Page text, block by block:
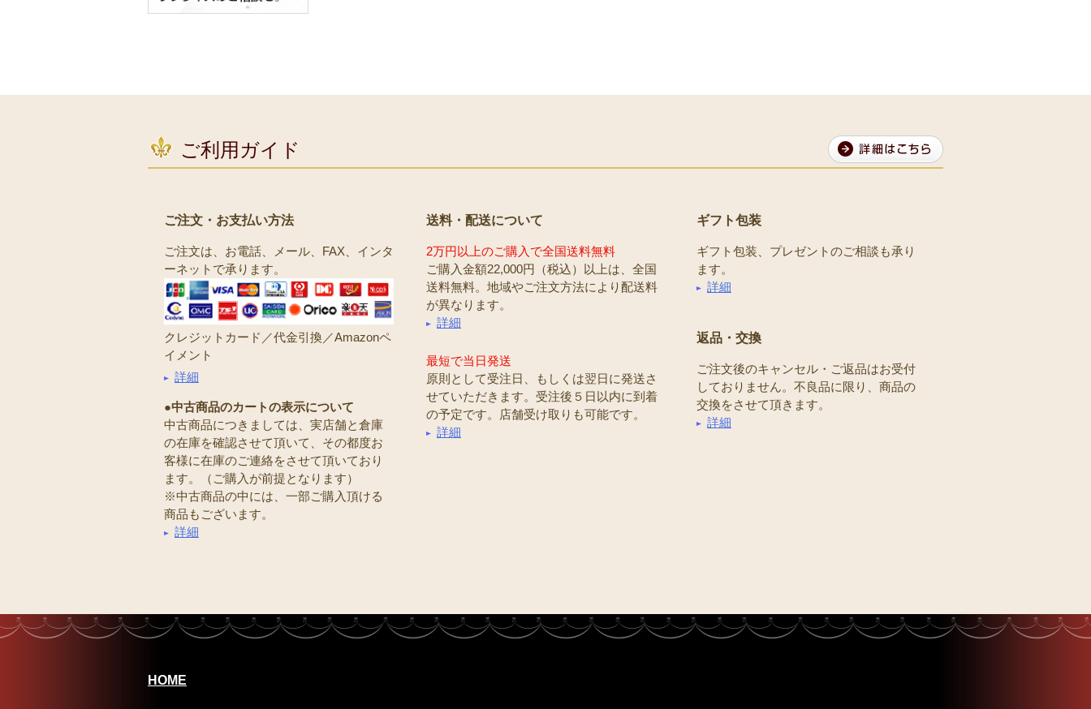
ご利用ガイド
ご注文・お支払い方法
ご注文は、お電話、メール、FAX、インタ
ーネットで承ります。
クレジットカード／代金引換／Amazonペ
イメント
詳細
●中古商品のカートの表示について
中古商品につきましては、実店舗と倉庫
の在庫を確認させて頂いて、その都度お
客様に在庫のご連絡をさせて頂いており
ます。（ご購入が前提となります）
※中古商品の中には、一部ご購入頂ける
商品もございます。
詳細
送料・配送について
2万円以上のご購入で全国送料無料
ご購入金額22,000円（税込）以上は、全国
送料無料。地域やご注文方法により配送料
が異なります。
詳細
最短で当日発送
原則として受注日、もしくは翌日に発送さ
せていただきます。受注後５日以内に到着
の予定です。店舗受け取りも可能です。
詳細
ギフト包装
ギフト包装、プレゼントのご相談も承り
ます。
詳細
返品・交換
ご注文後のキャンセル・ご返品はお受付
しておりません。不良品に限り、商品の
交換をさせて頂きます。
詳細
HOME